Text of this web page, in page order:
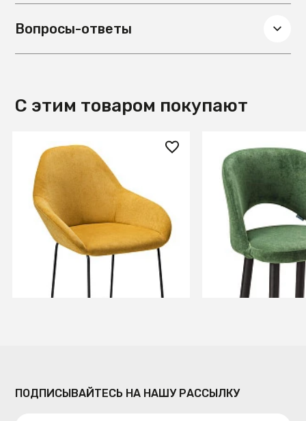
Вопросы-ответы
С этим товаром покупают
16 120 ₽
Стул бар Kent Жёлт/Линк
В КОРЗИНУ
17 340 ₽
Кресло Бар.Lars
черный
В
ПОДПИСЫВАЙТЕСЬ НА НАШУ РАССЫЛКУ